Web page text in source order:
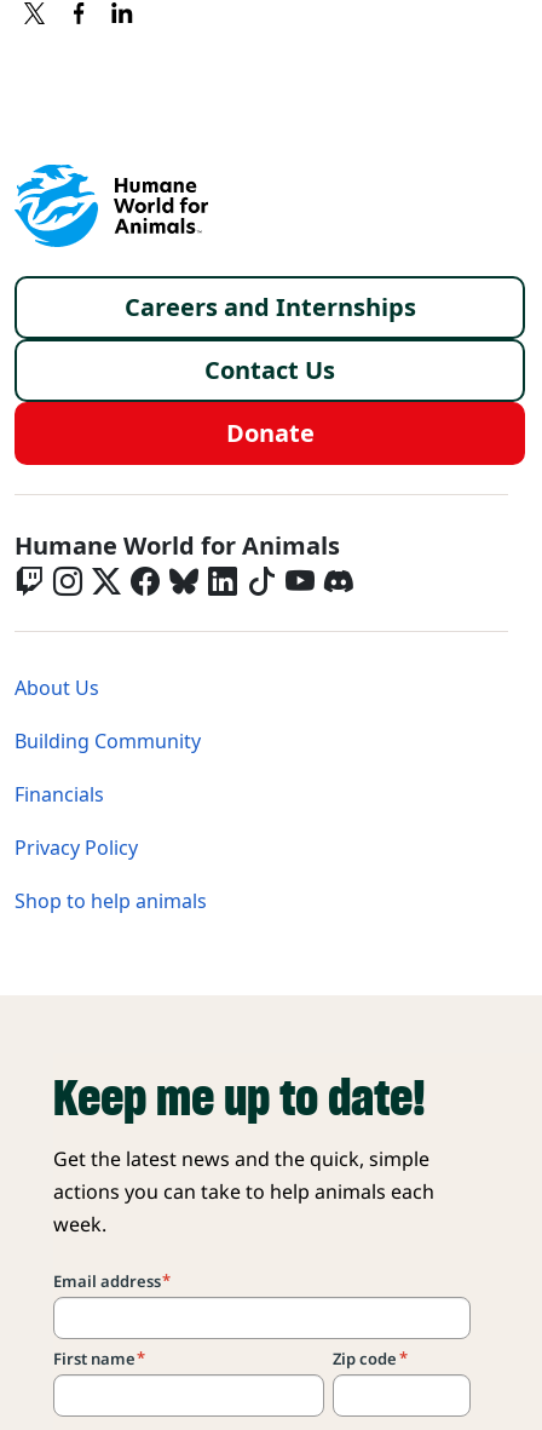
Footer menu
Careers and Internships
Contact Us
Donate
Global - Social Menu
Humane World for Animals
About Us
Building Community
Financials
Privacy Policy
Shop to help animals